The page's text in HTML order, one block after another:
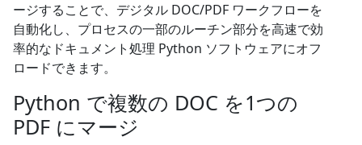
ージすることで、デジタル DOC/PDF ワークフローを
自動化し、プロセスの一部のルーチン部分を高速で効
率的なドキュメント処理 Python ソフトウェアにオフ
ロードできます。
Python で複数の DOC を1つの
PDF にマージ